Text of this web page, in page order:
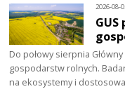
2026-08-
Do połowy sierpnia
gospodarstw rolnych.
na ekosystemy i